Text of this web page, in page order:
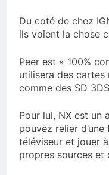
Du coté de chez
ils voient la chose
Peer est « 100%
utilisera des cartes
comme des SD
Pour lui, NX est un
pouvez relier
téléviseur et jouer
propres sources et